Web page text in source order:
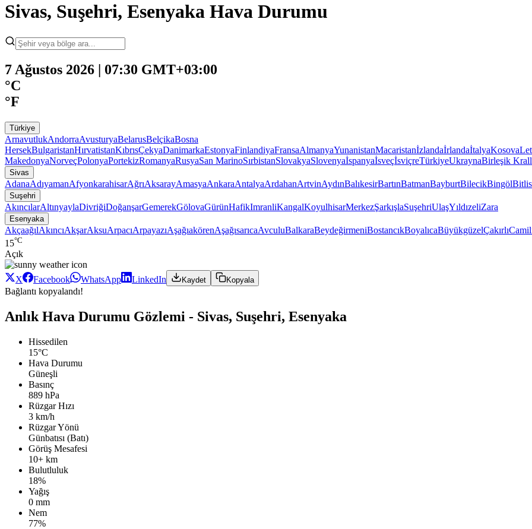
Sivas, Suşehri, Esenyaka Hava Durumu
7 Ağustos 2026 | 07:30 GMT+03:00
°C
°F
Türkiye
ArnavutlukAndorraAvusturyaBelarusBelçikaBosna
HersekBulgaristanHırvatistanKıbrısÇekyaDanimarkaEstonyaFinlandiyaFransaAlmanyaYunanistanMacaristanİzlandaİrlandaİtalyaKosova
MakedonyaNorveçPolonyaPortekizRomanyaRusyaSan MarinoSırbistanSlovakyaSlovenyaİspanyaİsveçİsviçreTürkiyeUkraynaBirleşik
Sivas
AdanaAdıyamanAfyonkarahisarAğrıAksarayAmasyaAnkaraAntalyaArdahanArtvinAydınBalıkesirBartınBatmanBayburtBilecikBingölBitlis
Suşehri
AkıncılarAltınyaylaDivriğiDoğanşarGemerekGölovaGürünHafikImranliKangalKoyulhisarMerkezŞarkışlaSuşehriUlaşYıldızeliZara
Esenyaka
AkçaağılAkıncıAkşarAksuArpacıArpayazıAşağıakörenAşağısarıcaAvculuBalkaraBeydeğirmeniBostancıkBoyalıcaBüyükgüzelÇakırlı
15°C
Açık
X Facebook WhatsApp LinkedIn Kaydet Kopyala
Bağlantı kopyalandı!
Anlık Hava Durumu Gözlemi - Sivas, Suşehri, Esenyaka
Hissedilen
15°C
Hava Durumu
Güneşli
Basınç
889 hPa
Rüzgar Hızı
3 km/h
Rüzgar Yönü
Günbatısı (Batı)
Görüş Mesafesi
10+ km
Bulutluluk
18%
Yağış
0 mm
Nem
77%